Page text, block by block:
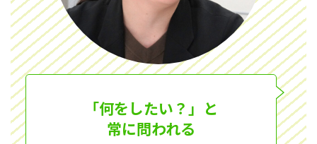
「何をしたい？」と
常に問われる